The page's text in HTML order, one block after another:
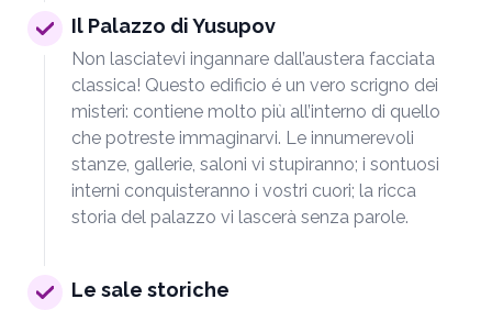
Il Palazzo di Yusupov
Non lasciatevi ingannare dall’austera facciata
classica! Questo edificio é un vero scrigno dei
misteri: contiene molto più all’interno di quello
che potreste immaginarvi. Le innumerevoli
stanze, gallerie, saloni vi stupiranno; i sontuosi
interni conquisteranno i vostri cuori; la ricca
storia del palazzo vi lascerà senza parole.
Le sale storiche